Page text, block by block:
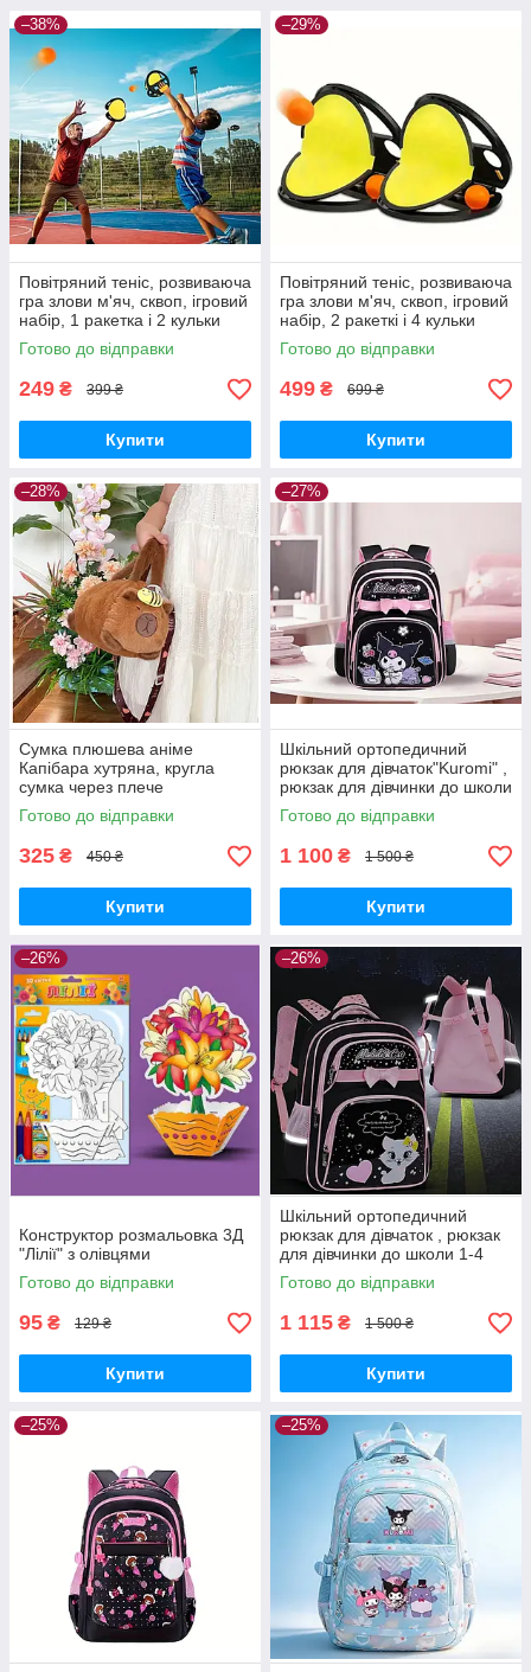
–38%
Повітряний теніс, розвиваюча
гра злови м'яч, сквоп, ігровий
набір, 1 ракетка і 2 кульки
Готово до відправки
249 ₴ 399 ₴
Купити
–29%
Повітряний теніс, розвиваюча
гра злови м'яч, сквоп, ігровий
набір, 2 ракеткі і 4 кульки
Готово до відправки
499 ₴ 699 ₴
Купити
–28%
Сумка плюшева аніме
Капібара хутряна, кругла
сумка через плече
Готово до відправки
325 ₴ 450 ₴
Купити
–27%
Шкільний ортопедичний
рюкзак для дівчаток"Kuromi" ,
рюкзак для дівчинки до школи
1-4 клас
Готово до відправки
1 100 ₴ 1 500 ₴
Купити
–26%
Конструктор розмальовка 3Д
"Лілії" з олівцями
Готово до відправки
95 ₴ 129 ₴
Купити
–26%
Шкільний ортопедичний
рюкзак для дівчаток , рюкзак
для дівчинки до школи 1-4
клас
Готово до відправки
1 115 ₴ 1 500 ₴
Купити
–25% –25%